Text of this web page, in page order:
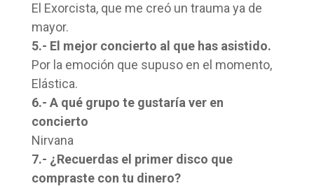
El Exorcista, que me creó un trauma ya de
mayor.
5.- El mejor concierto al que has asistido.
Por la emoción que supuso en el momento,
Elástica.
6.- A qué grupo te gustaría ver en
concierto
Nirvana
7.- ¿Recuerdas el primer disco que
compraste con tu dinero?